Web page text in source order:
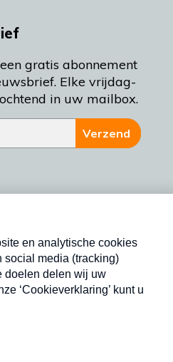
gratis abonnement
Elke vrijdag-
in uw mailbox.
Verzend
op onze